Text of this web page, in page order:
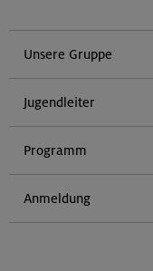
Unsere Gruppe
Jugendleiter
Programm
Anmeldung